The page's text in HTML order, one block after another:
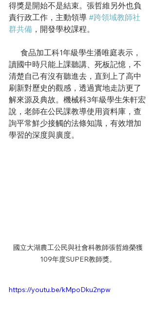
得獎是開始不是結束。張哲維另外也負
責行政工作，主動領導 #跨領域教師社
群共備 ，開發學校課程。
讀國中時只能上課聽講、死板記憶，不
清楚自己有沒有聽進去，直到上了高中
刷新對歷史的觀感，透過實地走訪更了
解來源及典故。機械科3年級學生朱軒宏
說，老師在公民課教導使用資料庫，查
詢平常鮮少接觸的法條知識，有效增加
學習的深度與廣度。
國立大湖農工公民與社會科教師張哲維榮獲
109年度SUPER教師獎。
https://youtu.be/kMpoDku2npw